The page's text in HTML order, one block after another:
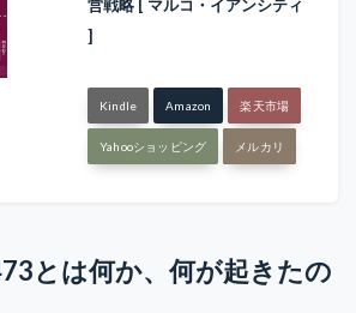
営戦略 [ マルコ・イアンシティ
]
Kindle Amazon 楽天市場
Yahooショッピング メルカリ
とは何か、何が起きたの